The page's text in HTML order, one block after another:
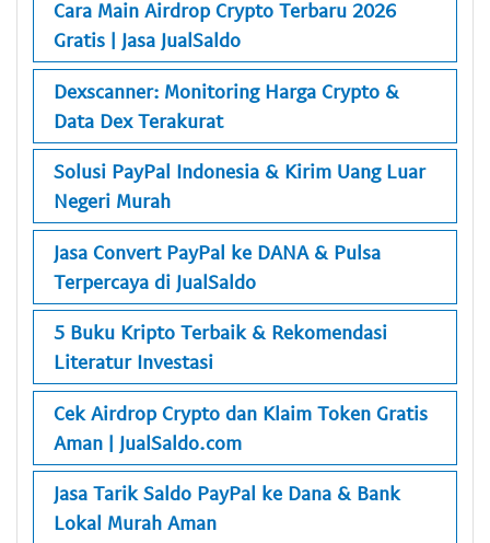
Cara Main Airdrop Crypto Terbaru 2026
Gratis | Jasa JualSaldo
Dexscanner: Monitoring Harga Crypto &
Data Dex Terakurat
Solusi PayPal Indonesia & Kirim Uang Luar
Negeri Murah
Jasa Convert PayPal ke DANA & Pulsa
Terpercaya di JualSaldo
5 Buku Kripto Terbaik & Rekomendasi
Literatur Investasi
Cek Airdrop Crypto dan Klaim Token Gratis
Aman | JualSaldo.com
Jasa Tarik Saldo PayPal ke Dana & Bank
Lokal Murah Aman